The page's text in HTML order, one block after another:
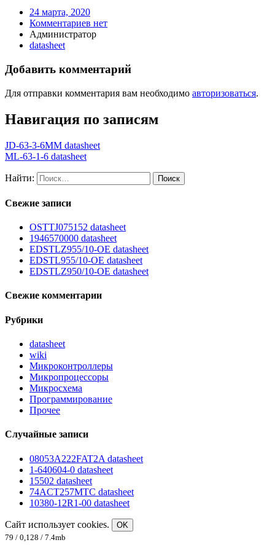
24 марта, 2020
Комментариев нет
Администратор
datasheet
Добавить комментарий
Для отправки комментария вам необходимо авторизоваться.
Навигация по записям
JD-63-3-6MM datasheet
ML-63-1-6 datasheet
Найти:
Свежие записи
OSTTJ075152 datasheet
1946570000 datasheet
EDSTLZ955/10-OE datasheet
EDSTL955/10-OE datasheet
EDSTLZ950/10-OE datasheet
Свежие комментарии
Рубрики
datasheet
wiki
Микроконтроллеры
Микропроцессоры
Микросхема
Программирование
Прочее
Случайные записи
08053A222FAT2A datasheet
1-640604-0 datasheet
15502 datasheet
74ACT257MTC datasheet
10380-12R1-00 datasheet
Сайт использует cookies.
OK
79 / 0,128 / 7.4mb